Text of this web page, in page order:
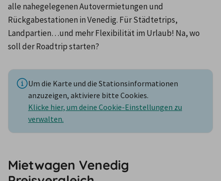
alle nahegelegenen Autovermietungen und
Rückgabestationen in Venedig. Für Städtetrips,
Landpartien…und mehr Flexibilität im Urlaub! Na, wo
soll der Roadtrip starten?
Um die Karte und die Stationsinformationen
anzuzeigen, aktiviere bitte Cookies.
Klicke hier, um deine Cookie-Einstellungen zu
verwalten.
Mietwagen Venedig